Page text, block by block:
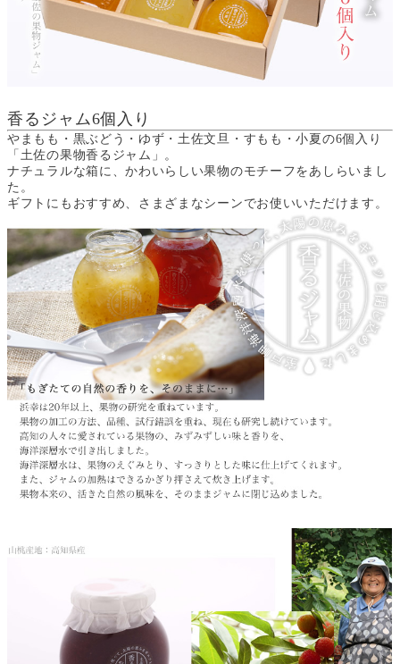
香るジャム6個入り
やまもも・黒ぶどう・ゆず・土佐文旦・すもも・小夏の6個入り
「土佐の果物香るジャム」。
ナチュラルな箱に、かわいらしい果物のモチーフをあしらいまし
た。
ギフトにもおすすめ、さまざまなシーンでお使いいただけます。